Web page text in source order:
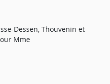
Dessen, Thouvenin et
Mme